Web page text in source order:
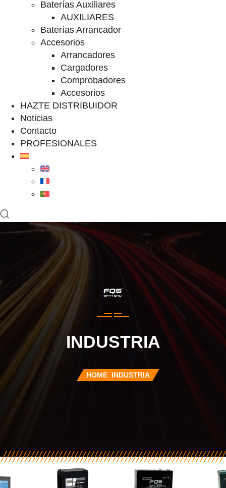
Baterías Auxiliares
AUXILIARES
Baterías Arrancador
Accesorios
Arrancadores
Cargadores
Comprobadores
Accesorios
HAZTE DISTRIBUIDOR
Noticias
Contacto
PROFESIONALES
INDUSTRIA
HOME INDUSTRIA